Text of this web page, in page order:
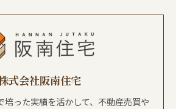
式会社阪南住宅
培った実績を活かして、不動産売買や